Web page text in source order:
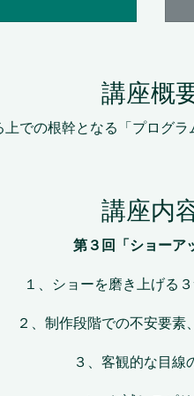
講座概
での根幹となる「プログ
講座内
第３回「ショーア
１、ショーを磨き上げる
２、制作段階での不安要素
３、客観的な目線